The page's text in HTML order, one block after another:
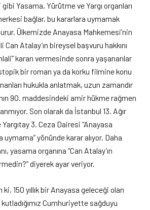
Yasama, Yürütme ve Yargı organları
bağlar, bu kararlara uymamak
Ülkemizde Anayasa Mahkemesi’nin
Atalay’ın bireysel başvuru hakkını
kararı vermesinde sonra yaşananlar
bir roman ya da korku filmine konu
hukukla anlatmak, uzun zamandır
90. maddesindeki amir hükme rağmen
Son olarak da İstanbul 13. Ağır
3. Ceza Dairesi “Anayasa
uymama” yönünde karar alıyor. Daha
yasama organına “Can Atalay’ın
diyerek ayar veriyor.
150 yıllık bir Anayasa geleceği olan
kutladığımız Cumhuriyette sağduyu